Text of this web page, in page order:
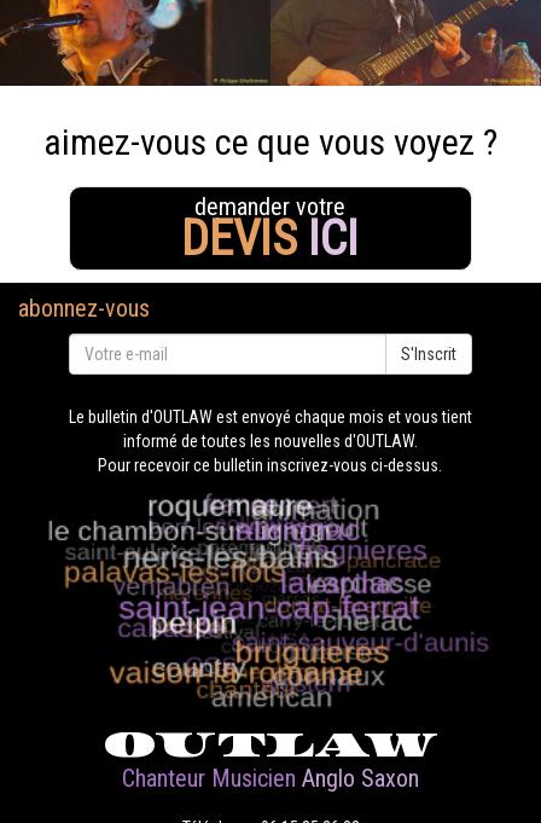
aimez-vous ce que vous voyez ?
demander votre
DEVIS ICI
abonnez-vous
S'Inscrit
Le bulletin d'OUTLAW est envoyé chaque mois et vous tient
informé de toutes les nouvelles d'OUTLAW.
Pour recevoir ce bulletin inscrivez-vous ci-dessus.
OUTLAW
Chanteur Musicien Anglo Saxon